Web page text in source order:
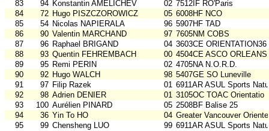
83
94 Konstantin AMELICHEV 02 7512IF RO'Paris
84
72 Hugo PISZCZOROWICZ 05 6008HF NCO
85
54 Nicolas NAPIERALA 96 5907HF TAD
86
90 Valentin MARCHAND 97 7605NM COBS
87
96 Raphael BRIGAND 04 3603CE ORIENTATION36
88
93 Quentin FEHREMBACH 00 4504CE ASCO ORLEANS
89
95 Remi PERIN 02 4705NA N.O.R.D.
90
92 Hugo WALCH 98 5407GE SO Luneville
91
97 Filip Razek 01 6911AR ASUL Sports
92
98 Adrien DENIER 01 3105OC TOAC Orientatio
93
100 Aurélien PINARD 05 2508BF Balise 25
94
36 Yin To HO 04 Greater Vancouver
95
99 Chensheng LUO 99 6911AR ASUL Sports